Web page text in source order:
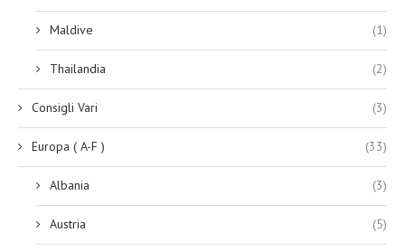
Maldive (1)
Thailandia (2)
Consigli Vari (3)
Europa ( A-F ) (33)
Albania (3)
Austria (5)